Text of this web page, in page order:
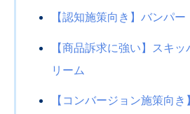
【認知施策向き】バンパ
【商品訴求に強い】スキ
リーム
【コンバージョン施策向